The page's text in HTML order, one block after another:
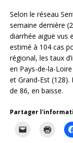
Selon le réseau
semaine dernière
diarrhée aiguë vus
estimé à 104 cas
régional, les taux
en Pays-de-la-
et Grand-Est
de 86, en baisse.
Partager